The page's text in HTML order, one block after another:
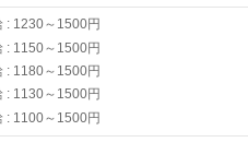
: 1230～ 1500円
: 1150～ 1500円
: 1180～ 1500円
: 1130～ 1500円
: 1100～ 1500円